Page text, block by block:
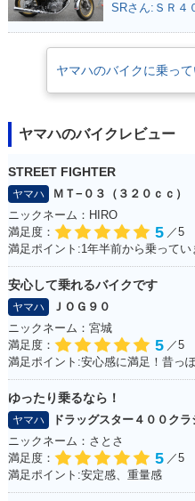
2015年 TRICITY 12
5・新登場
SRさん:ＳＲ４
ヤマハのバイクに乗っ
ヤマハのバイクレビュー
STREET FIGHTER
ヤマハ
ＭＴ−０３（３２０ｃｃ）
ニックネーム：HIRO
満足度：
5 ／5
満足ポイント:1年半前から乗ってい
安心して乗れるバイクです
ヤマハ
ＪＯＧ９０
ニックネーム：宮城
満足度：
5 ／5
ゆったり乗るなら！
ヤマハ
ドラッグスター４００クラ
ニックネーム：さとさ
満足度：
5 ／5
満足ポイント:安定感、重量感